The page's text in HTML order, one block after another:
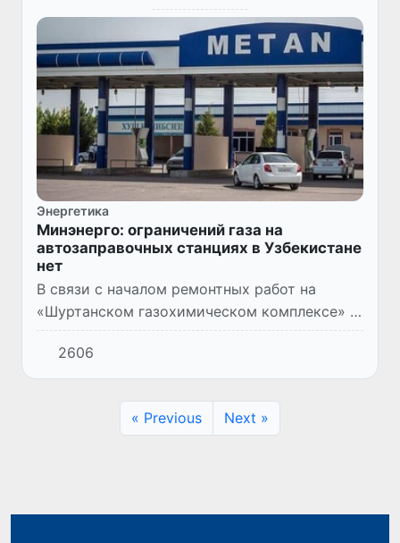
Энергетика
Минэнерго: ограничений газа на
автозаправочных станциях в Узбекистане
нет
В связи с началом ремонтных работ на
«Шуртанском газохимическом комплексе» в
соцсетях распространилась новость о том,
что на какое-то время давление газа в
магистральных газопровод...
2606
« Previous Next »